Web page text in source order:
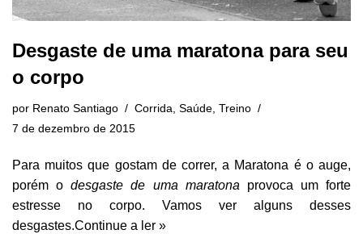
Desgaste de uma maratona para seu
o corpo
por Renato Santiago Corrida, Saúde, Treino
7 de dezembro de 2015
Para muitos que gostam de correr, a Maratona é o auge,
porém odesgaste de uma maratona provoca um forte
estresse no corpo. Vamos ver alguns desses
desgastes.Continue a ler »